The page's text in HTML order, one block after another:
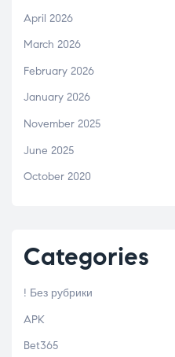
April 2026
March 2026
February 2026
January 2026
November 2025
June 2025
October 2020
Categories
! Без рубрики
APK
Bet365